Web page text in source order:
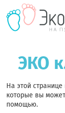
ЭКО
На этой
которые вы
помощью.